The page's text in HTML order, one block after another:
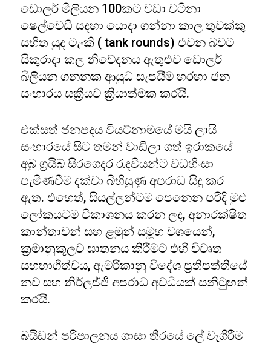
ඩොලර් මිලියන 100කට වඩා වටිනා
ෂෙල්වෙඩි සදහා යොදා ගන්නා කාල තුවක්කු
සහිත යුද ටැංකි ( tank rounds) එවන බවට
සිකුරාදා කල නිවේදනය ඇතුළුව ඩොලර්
බිලියන ගනනක ආයුධ සැපයීම හරහා ජන
සංහාරය සක්‍රීයව ක්‍රියාත්මක කරයි.
එක්සත් ජනපදය වියට්නාමයේ මයි ලායි
සංහාරයේ සිට තමන් වාඩිලා ගත් ඉරාකයේ
අබු ග්‍රයිබ් සිරගෙදර රැඳවියන්ට වධහිංසා
පැමිණවීම දක්වා බිහිසුණු අපරාධ සිදු කර
ඇත. එහෙත්, සියල්ලන්ටම පෙනෙන පරිදි මුළු
ලෝකයටම විකාශනය කරන ලද, අනාරක්ෂිත
කාන්තාවන් සහ ළමුන් සමූහ වශයෙන්,
ක්‍රමානුකූලව ඝාතනය කිරීමට එහි විවෘත
සහභාගීත්වය, ඇමරිකානු විදේශ ප්‍රතිපත්තියේ
නව සහ නිර්ලජ්ජී අපරාධ අවධියක් සනිටුහන්
කරයි.
බයිඩන් පරිපාලනය ගාසා තීරයේ ලේ වැගිරීම